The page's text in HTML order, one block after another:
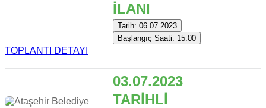
İLANI
Tarih: 06.07.2023
Başlangıç Saati: 15:00
TOPLANTI DETAYI
03.07.2023
TARİHLİ